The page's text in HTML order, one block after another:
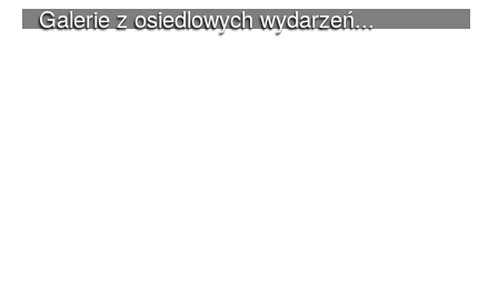
Galerie z osiedlowych wydarzeń...